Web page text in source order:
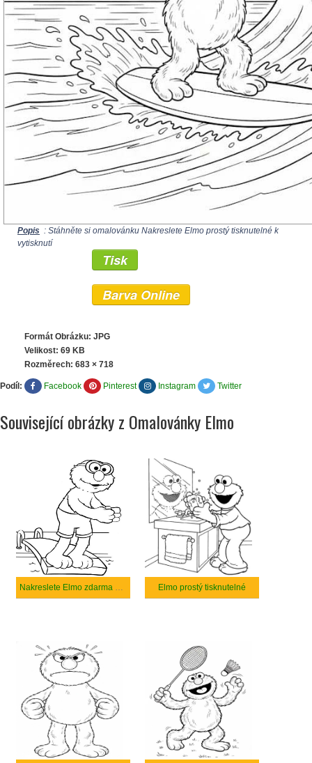
Popis : Stáhněte si omalovánku Nakreslete Elmo prostý tisknutelné k
vytisknutí
Tisk
Barva Online
Formát Obrázku: JPG
Velikost: 69 KB
Rozměrech: 683 × 718
Podíl: Facebook Pinterest Instagram Twitter
Související obrázky z Omalovánky Elmo
Elmo prostý tisknutelné